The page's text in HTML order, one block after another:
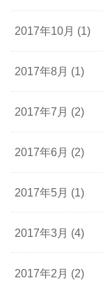
2017年10月 (1)
2017年8月 (1)
2017年7月 (2)
2017年6月 (2)
2017年5月 (1)
2017年3月 (4)
2017年2月 (2)